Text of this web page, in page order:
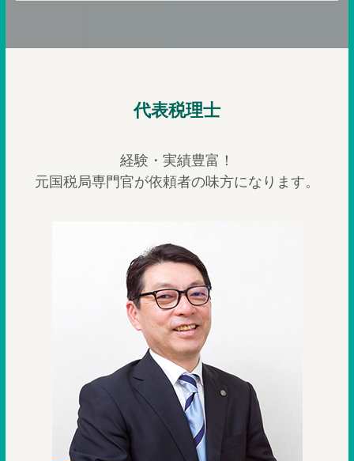
代表税理士
経験・実績豊富！
元国税局専門官が依頼者の味方になります。